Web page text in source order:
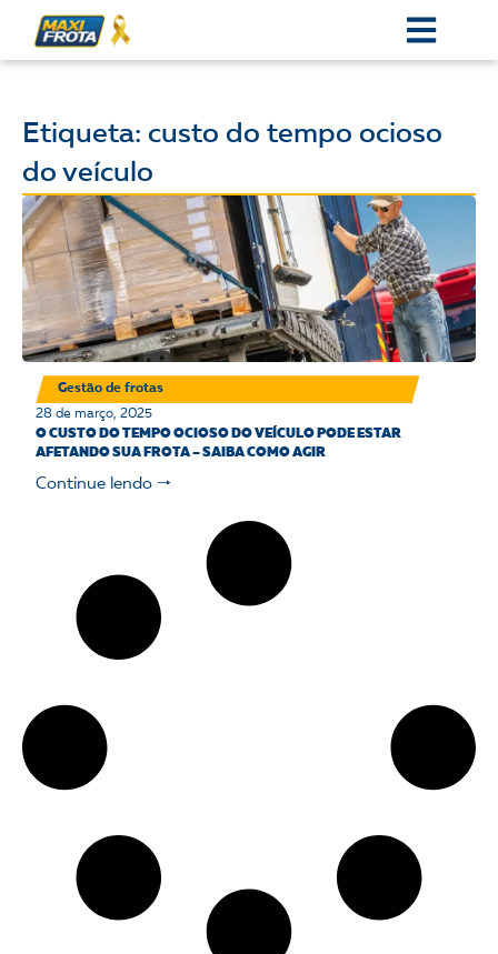
Etiqueta: custo do tempo ocioso
do veículo
Gestão de frotas
28 de março, 2025
O CUSTO DO TEMPO OCIOSO DO VEÍCULO PODE ESTAR
AFETANDO SUA FROTA – SAIBA COMO AGIR
Continue lendo 🠒